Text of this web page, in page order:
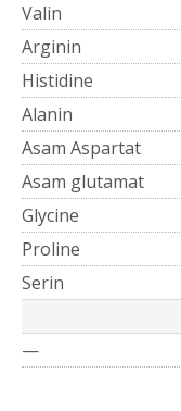
Valin
Arginin
Histidine
Alanin
Asam Aspartat
Asam glutamat
Glycine
Proline
Serin
—